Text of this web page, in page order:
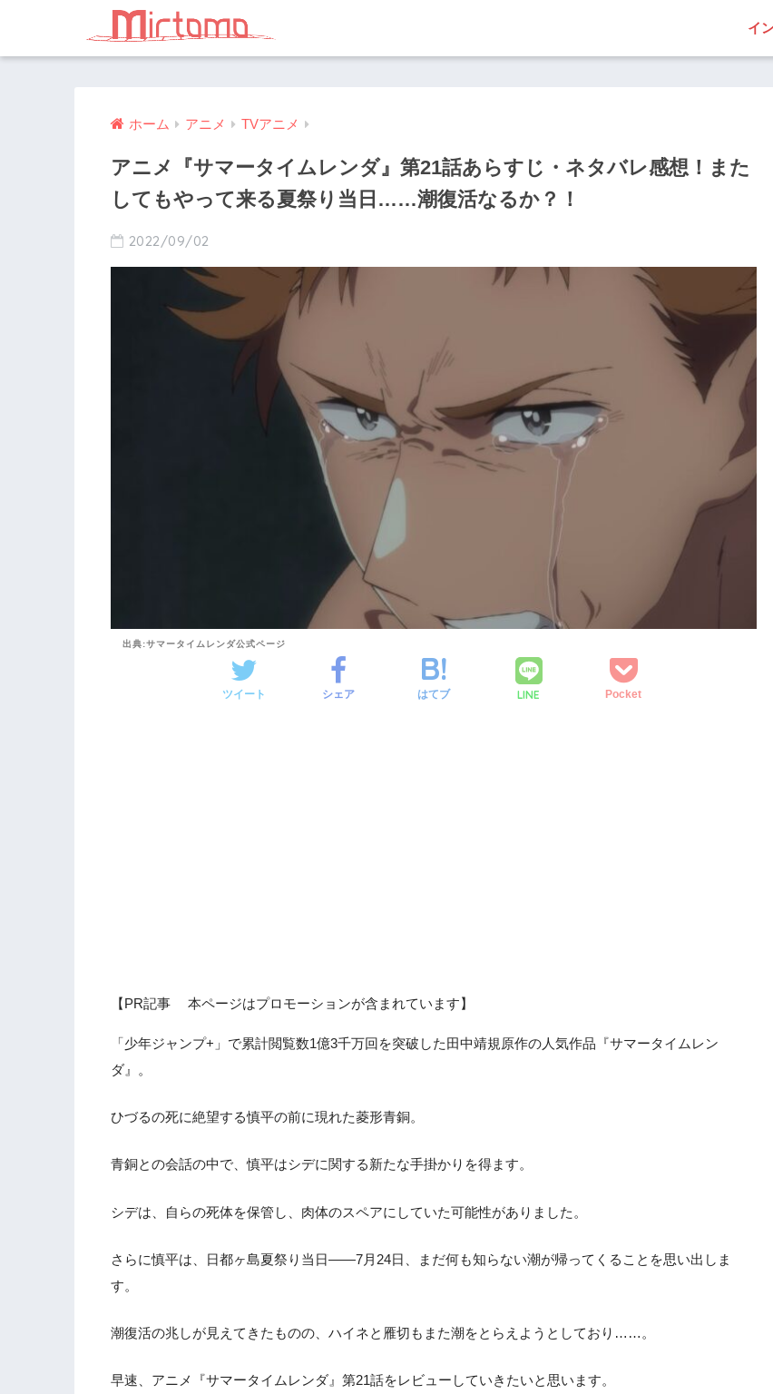
イ
ホーム アニメ TVアニメ
アニメ『サマータイムレンダ』第21話あらすじ・ネタバレ感想！また
してもやって来る夏祭り当日……潮復活なるか？！
2022/09/02
出典:サマータイムレンダ公式ページ
ツイート シェア はてブ LINE Pocket
【PR記事 本ページはプロモーションが含まれています】
「少年ジャンプ+」で累計閲覧数1億3千万回を突破した田中靖規原作の人気作品『サマータイムレン
ダ』。
ひづるの死に絶望する慎平の前に現れた菱形青銅。
青銅との会話の中で、慎平はシデに関する新たな手掛かりを得ます。
シデは、自らの死体を保管し、肉体のスペアにしていた可能性がありました。
さらに慎平は、日都ヶ島夏祭り当日――7月24日、まだ何も知らない潮が帰ってくることを思い出しま
す。
潮復活の兆しが見えてきたものの、ハイネと雁切もまた潮をとらえようとしており……。
早速、アニメ『サマータイムレンダ』第21話をレビューしていきたいと思います。